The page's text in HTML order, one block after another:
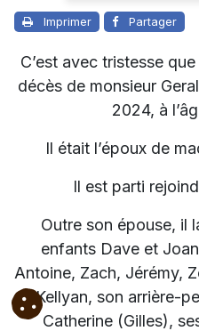
Imprimer Partager
C’est avec tristesse
décès de monsieur
2024, à
Il était l’époux de
Il est parti
Outre son épouse, il
enfants Dave et
Antoine, Zach, Jérémy,
Kellyan, son arrière-
Catherine (Gilles),